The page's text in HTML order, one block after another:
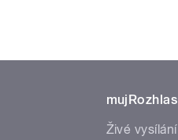
mujRozhlas
Živé vysílání